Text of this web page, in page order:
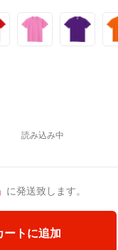
」 に発送致します。
ートに追加